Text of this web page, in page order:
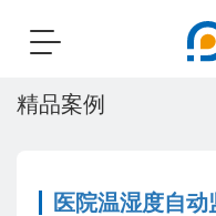
Toggle
精品案例
医院温湿度自